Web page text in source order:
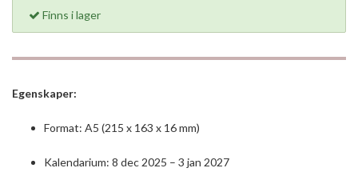
Finns i lager
Egenskaper:
Format: A5 (215 x 163 x 16 mm)
Kalendarium: 8 dec 2025 – 3 jan 2027